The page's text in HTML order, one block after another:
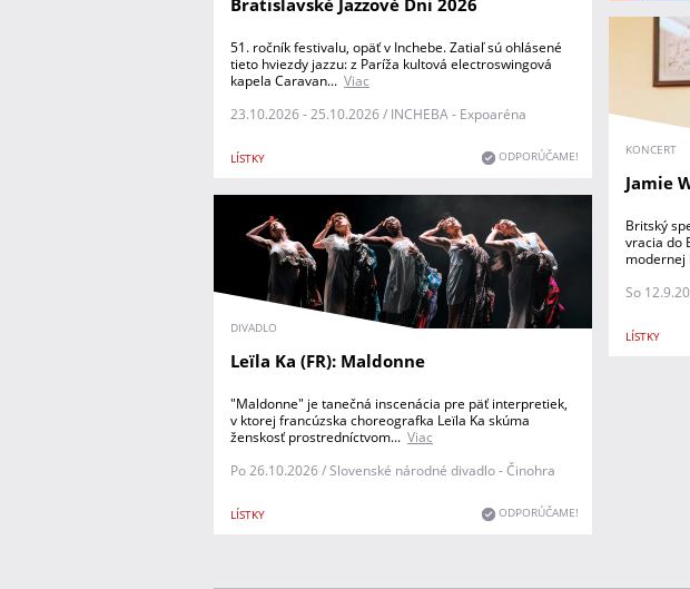
LÍSTKY
51. ročník festivalu, opäť v Inchebe. Zatiaľ sú ohlásené
tieto hviezdy jazzu: z Paríža kultová electroswingová
kapela Caravan... Viac
23.10.2026 - 25.10.2026 / INCHEBA - Expoaréna
ODPORÚČAME! KONCERT
Jamie
LÍSTKY
Britský
vracia do
modernej
So
DIVADLO
Leïla Ka (FR): Maldonne
LÍSTKY
"Maldonne" je tanečná inscenácia pre päť interpretiek,
v ktorej francúzska choreografka Leïla Ka skúma
ženskosť prostredníctvom... Viac
Po 26.10.2026 / Slovenské národné divadlo - Činohra
ODPORÚČAME!